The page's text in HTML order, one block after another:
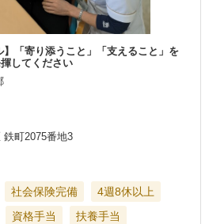
】「寄り添うこと」「支えること」を
してください
鉄町2075番地3
社会保険完備
4週8休以上
資格手当
扶養手当